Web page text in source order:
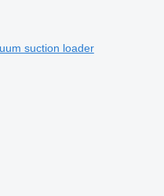
suction loader